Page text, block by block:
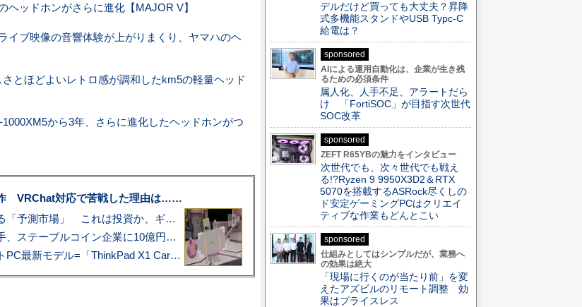
ヘッドホンがさらに進化【MAJOR V】
イブ映像の音響体験が上がりまくり、ヤマハのヘ
とほどよいレトロ感が調和したkm5の軽量ヘッド
から3年、さらに進化したヘッドホンがつ
VRChat対応で苦戦した理由は……
プロ野球も対象に、急成長する「予測市場」 これは投資か、ギャンブルか
アマゾン配送を支える物流大手、ステーブルコイン企業に10億円投資のワケ
あこがれの旗艦モバイルノートPC最新モデル=「ThinkPad X1 Carbon Gen 14 Aura Edition」実機レビュー
デルだけど買っても大丈夫？昇降
式多機能スタンドやUSB Typc-C
給電は？
sponsored
AIによる運用自動化は、企業が生き残
るための必須条件
属人化、人手不足、アラートだら
け 「FortiSOC」が目指す次世代
SOC改革
sponsored
ZEFT R65YBの魅力をインタビュー
次世代でも、次々世代でも戦え
る!?Ryzen 9 9950X3D2＆RTX
5070を搭載するASRock尽くしの
ド安定ゲーミングPCはクリエイ
ティブな作業もどんとこい
sponsored
仕組みとしてはシンプルだが、業務へ
の効果は絶大
「現場に行くのが当たり前」を変
えたアズビルのリモート調整 効
果はプライスレス